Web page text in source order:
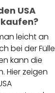
USA
leicht an
bei der Fülle
kann die
Hier zeigen